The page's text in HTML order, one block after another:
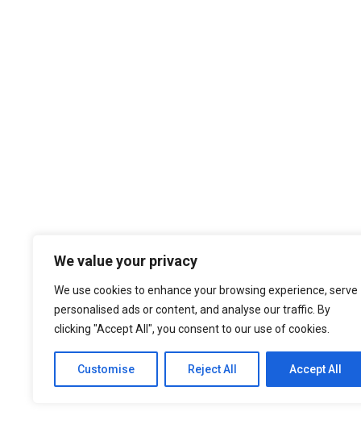
We value your privacy
We use cookies to enhance your browsing experience, serve
personalised ads or content, and analyse our traffic. By
clicking "Accept All", you consent to our use of cookies.
Customise Reject All Accept All
cultura organizacional, dando
níveis de eficiência e de elevado
nossa larga experiência são